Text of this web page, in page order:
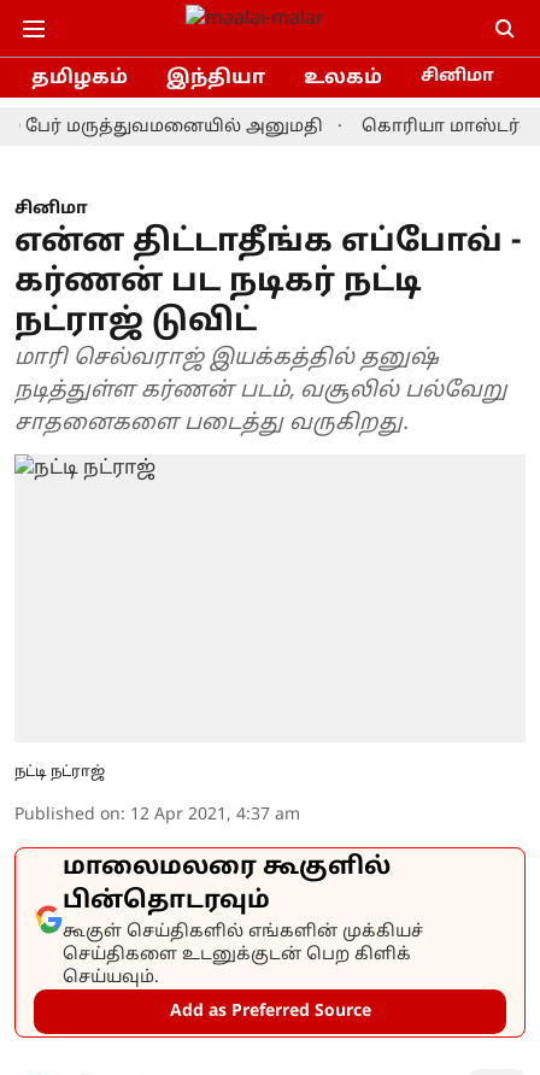
தமிழகம் இந்தியா உலகம் சினிமா
மருத்துவமனையில் அனுமதி கொரியா மாஸ்டர்ஸ்
சினிமா
என்ன திட்டாதீங்க எப்போவ் -
கர்ணன் பட நடிகர் நட்டி
நட்ராஜ் டுவிட்
மாரி செல்வராஜ் இயக்கத்தில் தனுஷ்
நடித்துள்ள கர்ணன் படம், வசூலில் பல்வேறு
சாதனைகளை படைத்து வருகிறது.
நட்டி நட்ராஜ்
Published on: 12 Apr 2021, 4:37 am
மாலைமலரை கூகுளில்
பின்தொடரவும்
கூகுள் செய்திகளில் எங்களின் முக்கியச்
செய்திகளை உடனுக்குடன் பெற கிளிக்
செய்யவும்.
Add as Preferred Source